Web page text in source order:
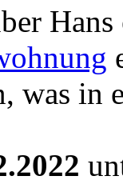
was